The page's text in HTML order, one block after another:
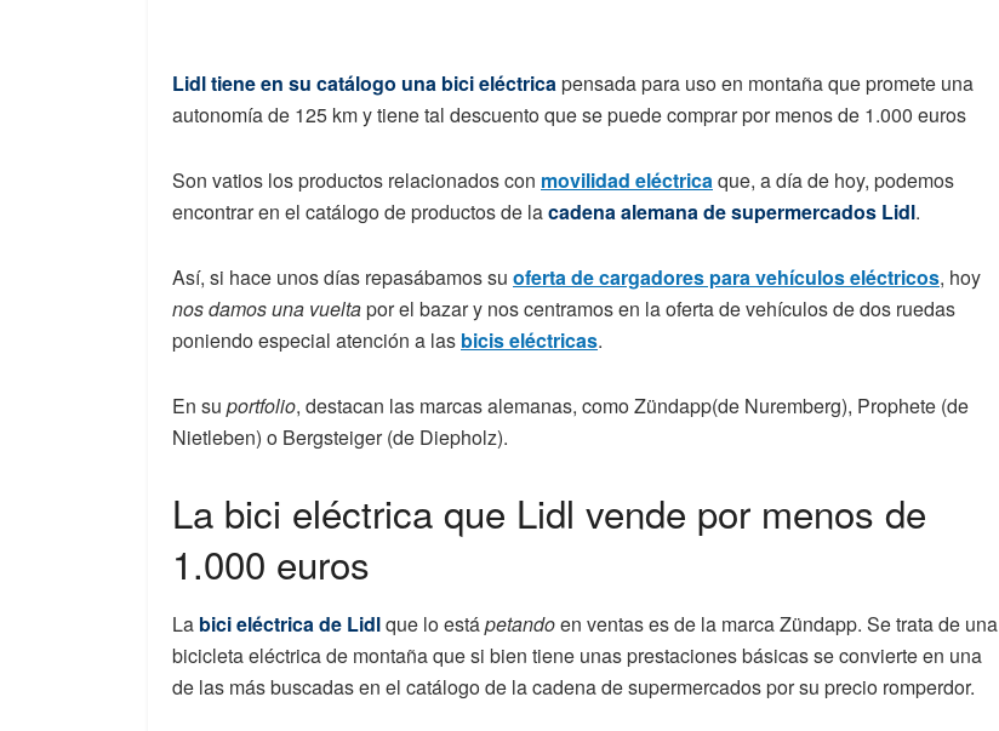
Lidl tiene en su catálogo una bici eléctricapensada para uso en montaña que promete una
autonomía de 125 km y tiene tal descuento que se puede comprar por menos de 1.000 euros
Son vatios los productos relacionados con movilidad eléctricaque, a día de hoy, podemos
encontrar en el catálogo de productos de lacadena alemana de supermercados Lidl.
Así, si hace unos días repasábamos su oferta de cargadores para vehículos eléctricos, hoy
nos damos una vueltapor el bazar y nos centramos en la oferta de vehículos de dos ruedas
poniendo especial atención a las bicis eléctricas.
En su portfolio, destacan las marcas alemanas, como Zündapp(de Nuremberg), Prophete (de
Nietleben) o Bergsteiger (de Diepholz).
La bici eléctrica que Lidl vende por menos de
1.000 euros
La bici eléctrica de Lidlque lo estápetandoen ventas es de la marca Zündapp. Se trata de una
bicicleta eléctrica de montaña que si bien tiene unas prestaciones básicas se convierte en una
de las más buscadas en el catálogo de la cadena de supermercados por su precio romperdor.